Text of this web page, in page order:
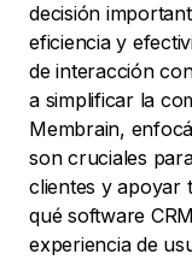
decisión
eficiencia y
de interacción
a simplificar la
Membrain,
son cruciales
clientes y apoyar
qué software
experiencia de